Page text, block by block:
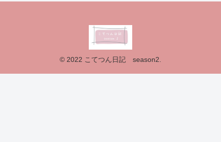
© 2022 こてつん日記 season2.